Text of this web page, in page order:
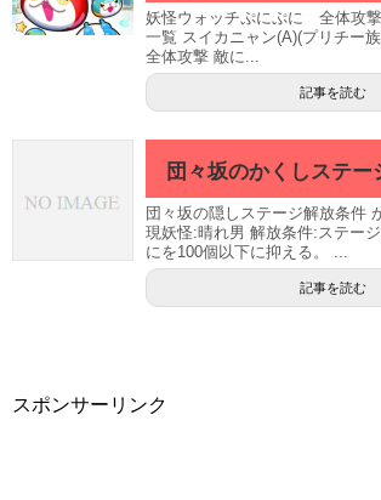
妖怪ウォッチぷにぷに 全体攻
一覧 スイカニャン(A)(プリチー
全体攻撃 敵に...
記事を読む
団々坂のかくしステー
団々坂の隠しステージ解放条件
現妖怪:晴れ男 解放条件:ステー
にを100個以下に抑える。 ...
記事を読む
スポンサーリンク